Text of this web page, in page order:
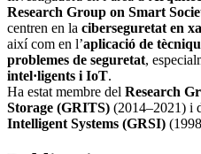
Research Group on Smart
centren en la ciberseguretat en
així com en l’aplicació de
problemes de seguretat,
intel·ligents i IoT.
Ha estat membre del Research
Storage (GRITS) (2014–2021) i
Intelligent Systems (GRSI)